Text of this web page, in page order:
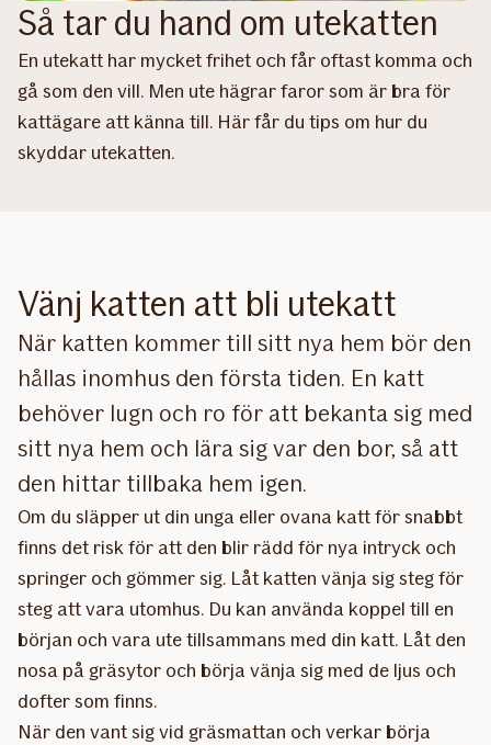
Så tar du hand om utekatten
En utekatt har mycket frihet och får oftast komma och
gå som den vill. Men ute hägrar faror som är bra för
kattägare att känna till. Här får du tips om hur du
skyddar utekatten.
Vänj katten att bli utekatt
När katten kommer till sitt nya hem bör den
hållas inomhus den första tiden. En katt
behöver lugn och ro för att bekanta sig med
sitt nya hem och lära sig var den bor, så att
den hittar tillbaka hem igen.
Om du släpper ut din unga eller ovana katt för snabbt
finns det risk för att den blir rädd för nya intryck och
springer och gömmer sig. Låt katten vänja sig steg för
steg att vara utomhus. Du kan använda koppel till en
början och vara ute tillsammans med din katt. Låt den
nosa på gräsytor och börja vänja sig med de ljus och
dofter som finns.
När den vant sig vid gräsmattan och verkar börja